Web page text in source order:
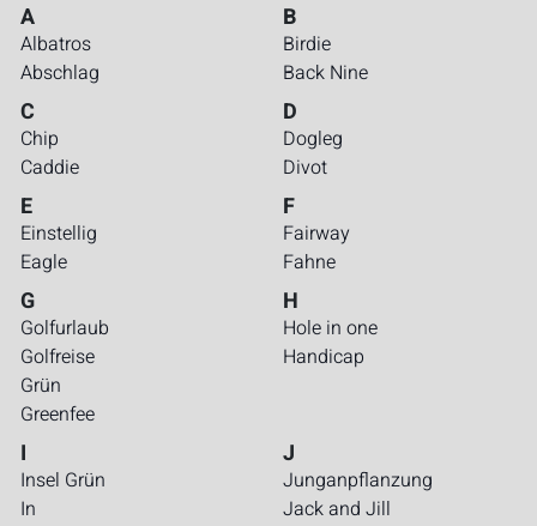
A
Albatros
Abschlag
B
Birdie
Back Nine
C
Chip
Caddie
D
Dogleg
Divot
E
Einstellig
Eagle
F
Fairway
Fahne
G
Golfurlaub
Golfreise
Grün
Greenfee
H
Hole in one
Handicap
I
Insel Grün
In
J
Junganpflanzung
Jack and Jill